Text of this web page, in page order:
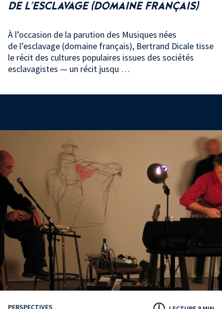
DE L'ESCLAVAGE (DOMAINE FRANÇAIS)
À l’occasion de la parution des Musiques nées
de l’esclavage (domaine français), Bertrand Dicale tisse
le récit des cultures populaires issues des sociétés
esclavagistes — un récit jusqu …
PERSPECTIVES